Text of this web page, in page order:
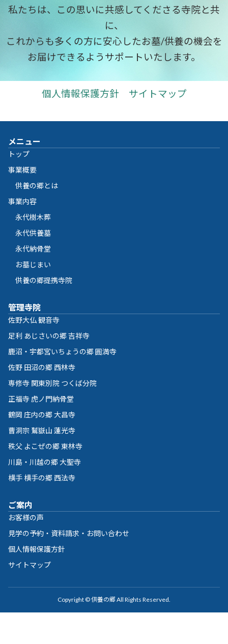
私たちは、この思いに共感してくださる寺院と共
に、
これからも多くの方に安心したお墓/供養の機会を
お届けできるようサポートいたします。
個人情報保護方針 サイトマップ
メニュー
トップ
事業概要
供養の郷とは
事業内容
永代樹木葬
永代供養墓
永代納骨堂
お墓じまい
供養の郷提携寺院
管理寺院
佐野大仏 観音寺
足利 あじさいの郷 吉祥寺
鹿沼・宇都宮いちょうの郷 圓満寺
佐野 田沼の郷 西林寺
専修寺 関東別院 つくば分院
正福寺 虎ノ門納骨堂
鶴岡 庄内の郷 大昌寺
曹洞宗 鷲嶽山 蓮光寺
秩父 よこぜの郷 東林寺
川島・川越の郷 大聖寺
横手 横手の郷 西法寺
ご案内
お客様の声
見学の予約・資料請求・お問い合わせ
個人情報保護方針
サイトマップ
Copyright © 供養の郷 All Rights Reserved.